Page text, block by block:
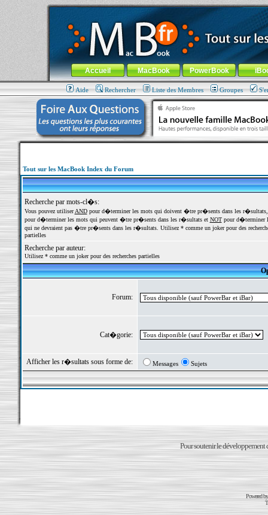
MacBook-fr.com : 100% Apple... 100% nomade !
Aller au contenu-Aller au menu général-Aller au menu de
Menu général
Accueil MacBook PowerBook
Aide Rechercher Liste des Membres Groupes
Tout sur les MacBook Index du Forum
Recherche par mots-cl�s:
Vous pouvez utiliserANDpour d�terminer les mots qui doivent �tre pr�sents dans les
pour d�terminer les mots qui peuvent �tre pr�sents dans les r�sultats et NOTpour d�terminer
qui ne devraient pas �tre pr�sents dans les r�sultats. Utilisez * comme un joker pour des
partielles
Recherche par auteur:
Utilisez * comme un joker pour des recherches partielles
Forum:
Cat�gorie:
Afficher les r�sultats sous forme de: Messages Sujets
Pour soutenir le développement
Powered